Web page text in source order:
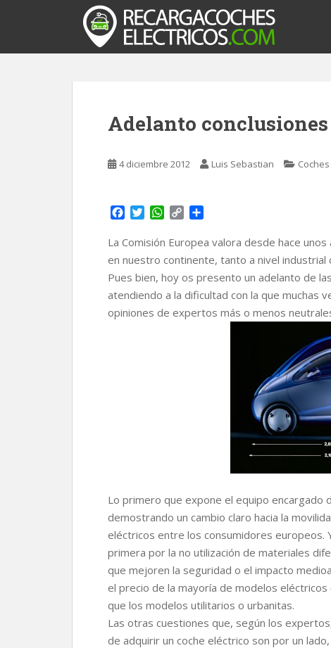
p
Adelanto
4 diciembre 2012 Luis Sebastian
c
e
b
o
o
k
i
t
t
e
r
W
a
t
s
A
p
p
p
y
L
i
n
k
m
p
a
r
t
i
La Comisión Europea valora desde hace
en nuestro continente, tanto a nivel industrial
Pues bien, hoy os presento un adelanto de
atendiendo a la dificultad con la que muchas
opiniones de expertos más o menos
Lo primero que expone el equipo
demostrando un cambio claro hacia la
eléctricos entre los consumidores europeos.
primera por la no utilización de materiales
que mejoren la seguridad o el impacto
el precio de la mayoría de modelos
que los modelos utilitarios o urbanitas.
Las otras cuestiones que, según los
de adquirir un coche eléctrico son por un